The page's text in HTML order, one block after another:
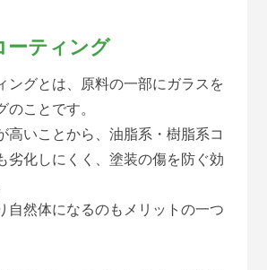
ーティング
ングとは、原料の一部にガラスを
ことです。
高いことから、油脂系・樹脂系コ
劣化しにくく、塗装の傷を防ぐ効
自然体になるのもメリットの一つ